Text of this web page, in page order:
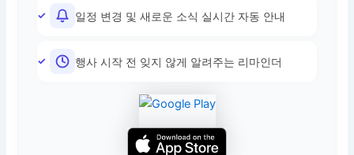
일정 변경 및 새로운 소식 실시간 자동 안내
행사 시작 전 잊지 않게 알려주는 리마인더